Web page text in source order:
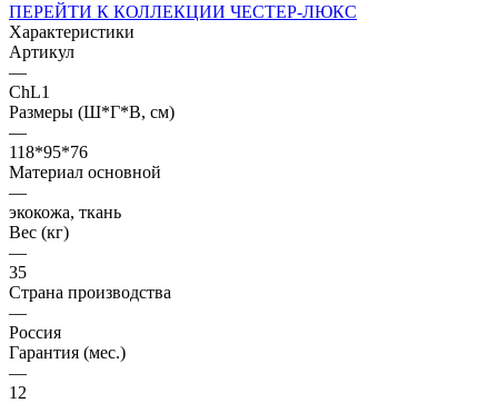
ПЕРЕЙТИ К КОЛЛЕКЦИИ ЧЕСТЕР-ЛЮКС
Характеристики
Артикул
—
ChL1
Размеры (Ш*Г*В, см)
—
118*95*76
Материал основной
—
экокожа, ткань
Вес (кг)
—
35
Страна производства
—
Россия
Гарантия (мес.)
—
12